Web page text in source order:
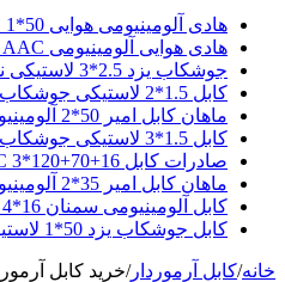
هادی آلومینیومی هوایی 50*1 AAC + کارخانه تولید کابل آلومینیومی
هادی هوایی آلومینیومی AAC و AAAC و ACSR + کارخانه ماهان کابل امیر
جوشکاب یزد 2.5*3 لاستیکی نسوز نمایندگی لاله زار
کابل 1.5*2 لاستیکی جوشکاب یزد لیست قیمت روز
ماهان کابل امیر 50*2 آلومینیومی PVC نمایندگی اصلی
کابل 1.5*3 لاستیکی جوشکاب یزد فروش عمده
صادرات کابل 16+70+120*3 ABC هوایی بهترین قیمت ایران
ماهان کابل امیر 35*2 آلومینیومی دفتر فروش لاله زار
کابل آلومینیومی سمنان 16*4 پی وی سی نمایندگی فروش
کابل جوشکاب یزد 50*1 لاستیکی نمایندگی اصلی فروش
خانه/کابل آرموردار/خرید کابل